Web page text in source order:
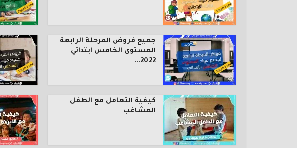
جميع فروض المرحلة الرابعة
المستوى الخامس ابتدائي
2022...
كيفية التعامل مع الطفل
المشاغب